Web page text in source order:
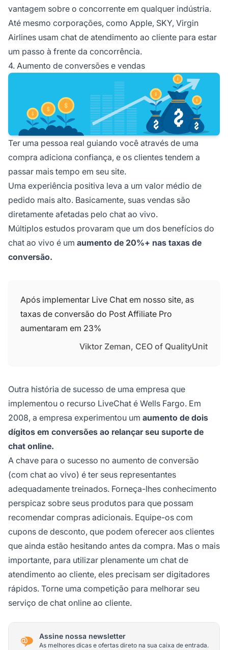
vantagem sobre o concorrente em qualquer indústria.
Até mesmo corporações, como Apple, SKY, Virgin
Airlines usam chat de atendimento ao cliente para estar
um passo à frente da concorrência.
4. Aumento de conversões e vendas
Ter uma pessoa real guiando você através de uma
compra adiciona confiança, e os clientes tendem a
passar mais tempo em seu site.
Uma experiência positiva leva a um valor médio de
pedido mais alto. Basicamente, suas vendas são
diretamente afetadas pelo chat ao vivo.
Múltiplos estudos provaram que um dos benefícios do
chat ao vivo é um aumento de 20%+ nas taxas de
conversão.
Após implementar Live Chat em nosso site, as
taxas de conversão do Post Affiliate Pro
aumentaram em 23%
Viktor Zeman, CEO of QualityUnit
Outra história de sucesso de uma empresa que
implementou o recurso LiveChat é Wells Fargo. Em
2008, a empresa experimentou um aumento de dois
dígitos em conversões ao relançar seu suporte de
chat online.
A chave para o sucesso no aumento de conversão
(com chat ao vivo) é ter seus representantes
adequadamente treinados. Forneça-lhes conhecimento
perspicaz sobre seus produtos para que possam
recomendar compras adicionais. Equipe-os com
cupons de desconto, que podem oferecer aos clientes
que ainda estão hesitando antes da compra. Mas o mais
importante, para utilizar plenamente um chat de
atendimento ao cliente, eles precisam ser digitadores
rápidos. Torne uma competição para melhorar seu
serviço de chat online ao cliente.
Assine nossa newsletter
As melhores dicas e ofertas direto na sua caixa de entrada.